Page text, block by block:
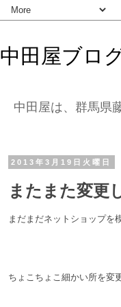
中田屋ブロ
中田屋は、群馬県
2013年3月19日火曜日
またまた変更
まだまだネットショップを
ちょこちょこ細かい所を変